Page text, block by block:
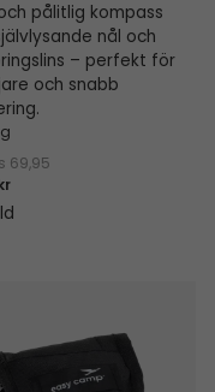
pålitlig kompass
nål och
– perfekt för
och snabb
69,95